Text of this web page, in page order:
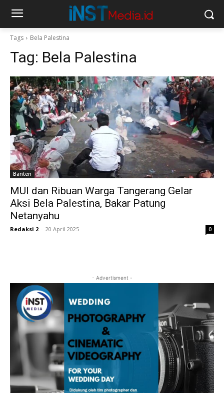
Tags Bela Palestina
Tag: Bela Palestina
Banten
MUI dan Ribuan Warga Tangerang Gelar
Aksi Bela Palestina, Bakar Patung
Netanyahu
Redaksi 2 - 20 April 2025 0
- Advertisment -